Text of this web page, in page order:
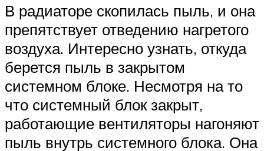
В радиаторе скопилась пыль, и она
препятствует отведению нагретого
воздуха. Интересно узнать, откуда
берется пыль в закрытом
системном блоке. Несмотря на то
что системный блок закрыт,
работающие вентиляторы нагоняют
пыль внутрь системного блока. Она